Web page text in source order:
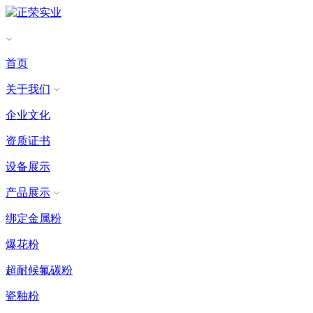
首页
关于我们
企业文化
资质证书
设备展示
产品展示
绑定金属粉
爆花粉
超耐候氟碳粉
瓷釉粉